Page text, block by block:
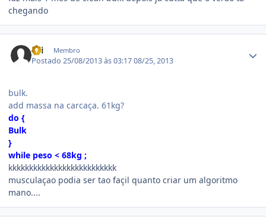
chegando
Lei Membro
Postado25/08/2013 às 03:1708/25, 2013
bulk.
add massa na carcaça. 61kg?
do {
Bulk
}
while peso < 68kg ;
kkkkkkkkkkkkkkkkkkkkkkkkkk
musculaçao podia ser tao façil quanto criar um algoritmo
mano....